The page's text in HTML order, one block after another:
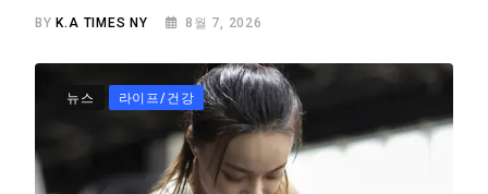
BY K.A TIMES NY 8월 7, 2026
뉴스 라이프/건강